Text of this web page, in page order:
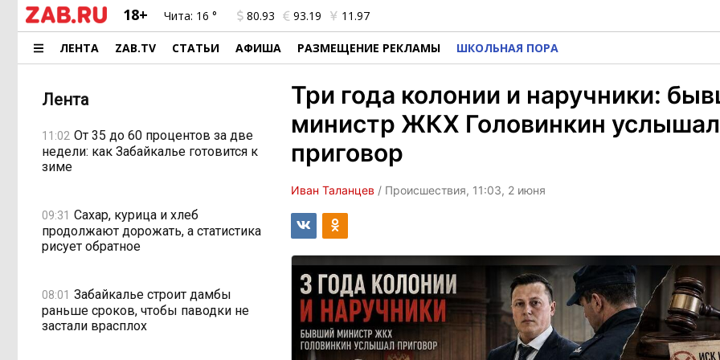
18+ Чита: 16 ° 80.93 93.19 11.97
ЛЕНТА ZAB.TV СТАТЬИ АФИША РАЗМЕЩЕНИЕ РЕКЛАМЫ ШКОЛЬНАЯ ПОРА
Лента
11:02 От 35 до 60 процентов за две
недели: как Забайкалье готовится к
зиме
09:31 Сахар, курица и хлеб
продолжают дорожать, а статистика
рисует обратное
08:01 Забайкалье строит дамбы
раньше сроков, чтобы паводки не
застали врасплох
Три года колонии и наручники:
министр ЖКХ Головинкин услышал
приговор
Иван Таланцев / Происшествия, 11:03, 2 июня